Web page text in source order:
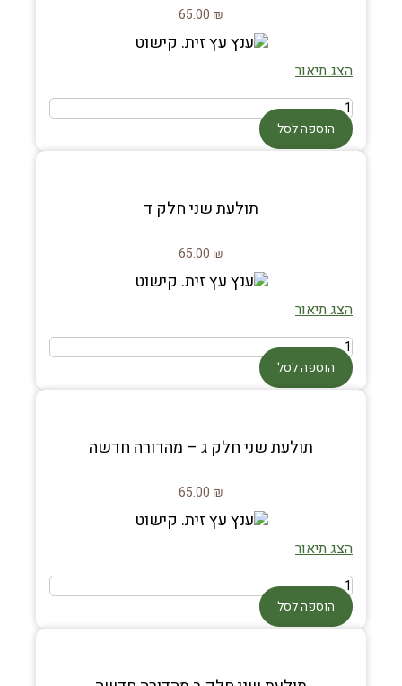
₪
הצג תיאור
הוספה לסל
תולעת שני חלק ד
₪
הצג תיאור
הוספה לסל
תולעת שני חלק ג – מהדורה חדשה
₪
הצג תיאור
הוספה לסל